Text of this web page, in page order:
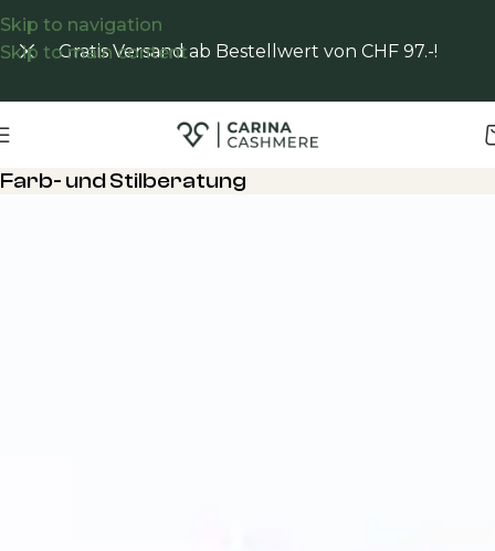
Skip to navigation
Skip to main content
Gratis Versand ab Bestellwert von CHF 97.-!
Farb- und Stilberatung